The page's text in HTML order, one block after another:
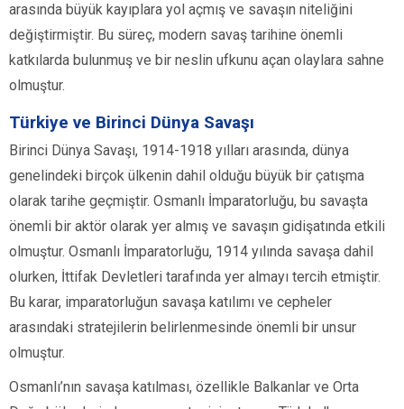
arasında büyük kayıplara yol açmış ve savaşın niteliğini
değiştirmiştir. Bu süreç, modern savaş tarihine önemli
katkılarda bulunmuş ve bir neslin ufkunu açan olaylara sahne
olmuştur.
Türkiye ve Birinci Dünya Savaşı
Birinci Dünya Savaşı, 1914-1918 yılları arasında, dünya
genelindeki birçok ülkenin dahil olduğu büyük bir çatışma
olarak tarihe geçmiştir. Osmanlı İmparatorluğu, bu savaşta
önemli bir aktör olarak yer almış ve savaşın gidişatında etkili
olmuştur. Osmanlı İmparatorluğu, 1914 yılında savaşa dahil
olurken, İttifak Devletleri tarafında yer almayı tercih etmiştir.
Bu karar, imparatorluğun savaşa katılımı ve cepheler
arasındaki stratejilerin belirlenmesinde önemli bir unsur
olmuştur.
Osmanlı’nın savaşa katılması, özellikle Balkanlar ve Orta